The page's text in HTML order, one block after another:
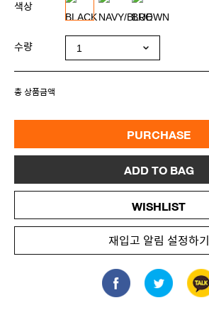
색상
수량
총 상품금액
PURCHASE
ADD TO BAG
WISHLIST
재입고 알림 설정하기